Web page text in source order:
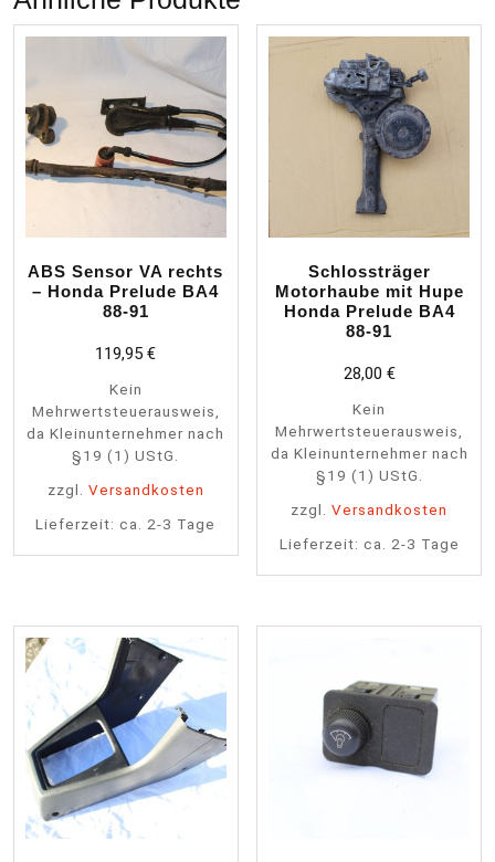
ABS Sensor VA rechts
– Honda Prelude BA4
88-91
119,95€
Kein
Mehrwertsteuerausweis,
da Kleinunternehmer nach
§19 (1) UStG.
zzgl. Versandkosten
Lieferzeit:ca. 2-3 Tage
Schlossträger
Motorhaube mit Hupe
Honda Prelude BA4
88-91
28,00 €
Kein
Mehrwertsteuerausweis,
da Kleinunternehmer nach
§19 (1) UStG.
zzgl.Versandkosten
Lieferzeit: ca. 2-3 Tage